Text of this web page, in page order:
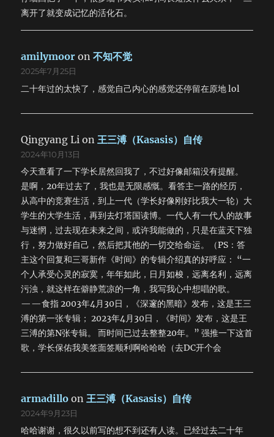
离开了就变成记忆的活化石。
amilymoor on不知不觉
2025年7月25日
二十年过的太快了，感觉自己内心的感觉还停留在原地 lol
Qingyang Li on 王三溥（Kasasis）自传
2024年10月13日
今天查看了一下学长居然回我了，不过好像邮箱没有提醒。
是啊，20年过去了，我也是无限感慨。看答主一路的经历，
从高中的竞赛生活，到上一代（学长好像刚好比我大一轮）大
学生的大学生活，再到去灯塔国读博。一代人有一代人的故事
与迷惘，过去现在未来之间，或许我能做的，只是在蓝天下独
行，努力做好自己，然后把其他的一切交给命运。（PS：答
主这个回复和三哥新作《时间》的专辑介绍真的好呼应： “一
个人承受心灵的寂寞，年年如此，日月如梭，远离名利，远离
污浊，就这样在僻静荒凉的一角，我写我心中想唱的歌。
——食指 2003年4月30日，《深邃的黑暗》发布，这是王三
溥的第一张专辑； 2023年4月30日，《时间》发布，这是王
三溥的第N张专辑。 而时间已过去整整20年。” 强推一下这首
歌，学长保佑我美签面签顺利啊哈哈哈（去DC开个会
armadillo on 王三溥（Kasasis）自传
2024年9月23日
哈哈谢谢，很久以前写的想不到还有人读。已经过去二十年